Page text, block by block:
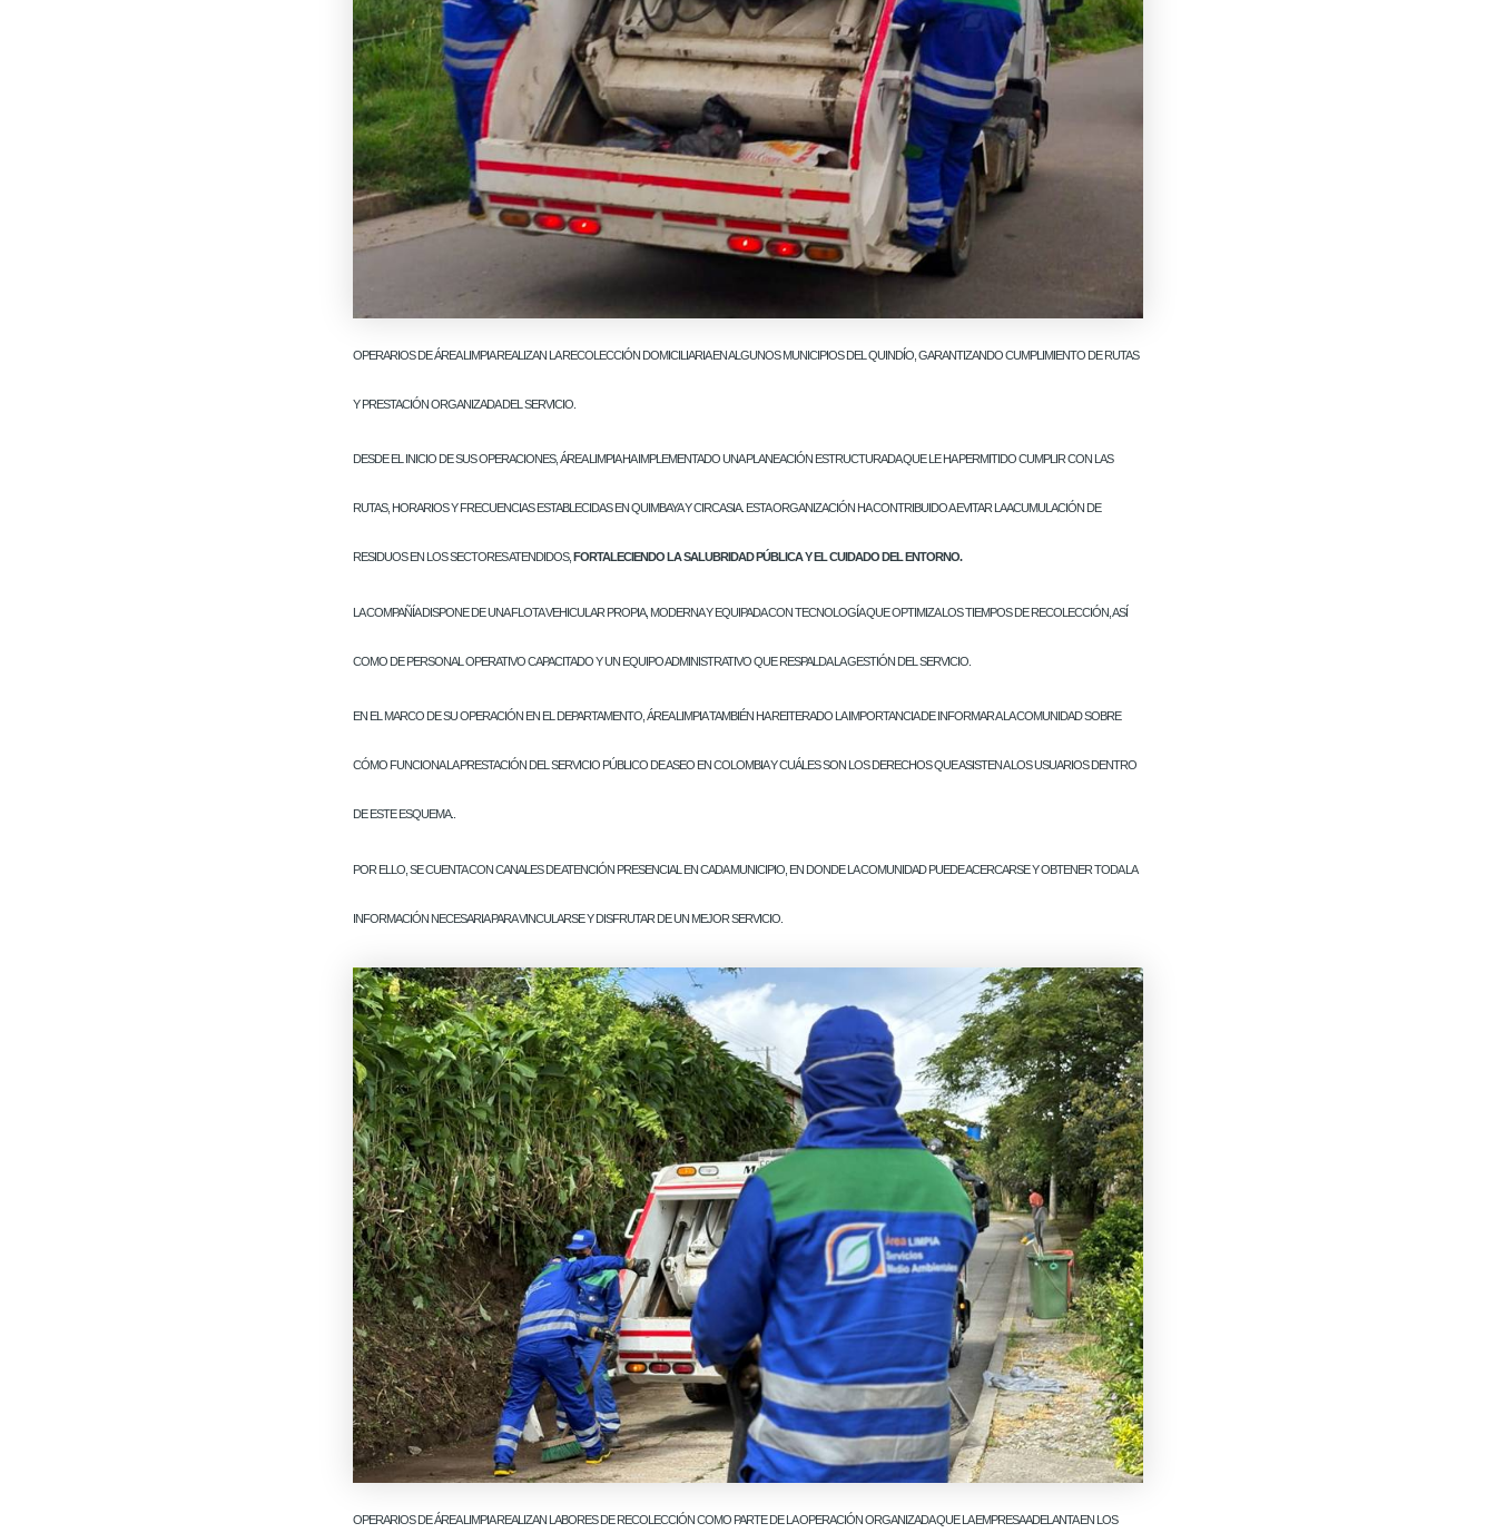
OPERARIOS DE ÁREA LIMPIA REALIZAN LA RECOLECCIÓN DOMICILIARIA EN ALGUNOS MUNICIPIOS DEL QUINDÍO, GARANTIZANDO CUMPLIMIENTO DE RUTAS
Y PRESTACIÓN ORGANIZADA DEL SERVICIO.
DESDE EL INICIO DE SUS OPERACIONES, ÁREA LIMPIA HA IMPLEMENTADO UNA PLANEACIÓN ESTRUCTURADA QUE LE HA PERMITIDO CUMPLIR CON LAS
RUTAS, HORARIOS Y FRECUENCIAS ESTABLECIDAS EN QUIMBAYA Y CIRCASIA. ESTA ORGANIZACIÓN HA CONTRIBUIDO A EVITAR LA ACUMULACIÓN DE
RESIDUOS EN LOS SECTORES ATENDIDOS, FORTALECIENDO LA SALUBRIDAD PÚBLICA Y EL CUIDADO DEL ENTORNO.
LA COMPAÑÍA DISPONE DE UNA FLOTA VEHICULAR PROPIA, MODERNA Y EQUIPADA CON TECNOLOGÍA QUE OPTIMIZA LOS TIEMPOS DE RECOLECCIÓN, ASÍ
COMO DE PERSONAL OPERATIVO CAPACITADO Y UN EQUIPO ADMINISTRATIVO QUE RESPALDA LA GESTIÓN DEL SERVICIO.
EN EL MARCO DE SU OPERACIÓN EN EL DEPARTAMENTO, ÁREA LIMPIA TAMBIÉN HA REITERADO LA IMPORTANCIA DE INFORMAR A LA COMUNIDAD SOBRE
CÓMO FUNCIONA LA PRESTACIÓN DEL SERVICIO PÚBLICO DE ASEO EN COLOMBIA Y CUÁLES SON LOS DERECHOS QUE ASISTEN A LOS USUARIOS DENTRO
DE ESTE ESQUEMA..
POR ELLO, SE CUENTA CON CANALES DE ATENCIÓN PRESENCIAL EN CADA MUNICIPIO, EN DONDE LA COMUNIDAD PUEDE ACERCARSE Y OBTENER TODA LA
INFORMACIÓN NECESARIA PARA VINCULARSE Y DISFRUTAR DE UN MEJOR SERVICIO.
OPERARIOS DE ÁREA LIMPIA REALIZAN LABORES DE RECOLECCIÓN COMO PARTE DE LA OPERACIÓN ORGANIZADA QUE LA EMPRESA ADELANTA EN LOS